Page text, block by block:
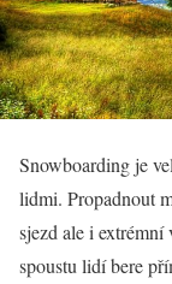
Snowboarding je
lidmi. Propadnout
sjezd ale i
spoustu lidí bere